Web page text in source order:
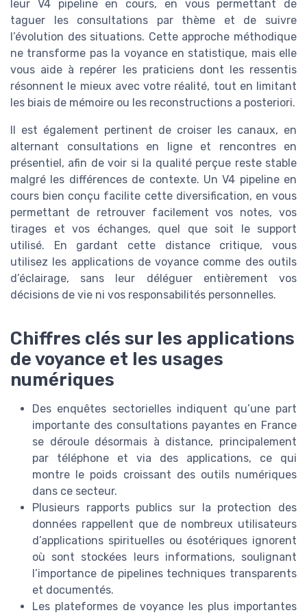
leur V4 pipeline en cours, en vous permettant de
taguer les consultations par thème et de suivre
l’évolution des situations. Cette approche méthodique
ne transforme pas la voyance en statistique, mais elle
vous aide à repérer les praticiens dont les ressentis
résonnent le mieux avec votre réalité, tout en limitant
les biais de mémoire ou les reconstructions a posteriori.
Il est également pertinent de croiser les canaux, en
alternant consultations en ligne et rencontres en
présentiel, afin de voir si la qualité perçue reste stable
malgré les différences de contexte. Un V4 pipeline en
cours bien conçu facilite cette diversification, en vous
permettant de retrouver facilement vos notes, vos
tirages et vos échanges, quel que soit le support
utilisé. En gardant cette distance critique, vous
utilisez les applications de voyance comme des outils
d’éclairage, sans leur déléguer entièrement vos
décisions de vie ni vos responsabilités personnelles.
Chiffres clés sur les applications
de voyance et les usages
numériques
Des enquêtes sectorielles indiquent qu’une part
importante des consultations payantes en France
se déroule désormais à distance, principalement
par téléphone et via des applications, ce qui
montre le poids croissant des outils numériques
dans ce secteur.
Plusieurs rapports publics sur la protection des
données rappellent que de nombreux utilisateurs
d’applications spirituelles ou ésotériques ignorent
où sont stockées leurs informations, soulignant
l’importance de pipelines techniques transparents
et documentés.
Les plateformes de voyance les plus importantes